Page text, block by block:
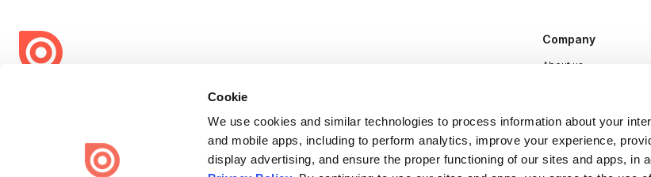
Cookie
We use cookies and similar technologies to process information about your
and mobile apps, including to perform analytics, improve your experience,
display advertising, and ensure the proper functioning of our sites and apps, in
share everywhere.
Issuu turns PDFs and other files into interactive flipbooks and
engaging content for every channel.
Company
About us
Plans & Pricing
Press